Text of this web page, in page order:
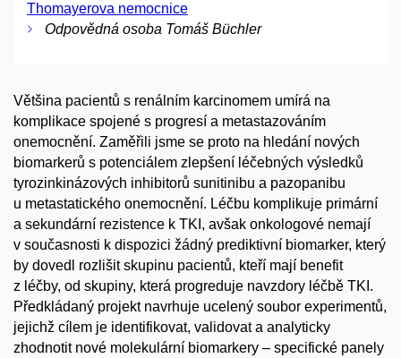
Thomayerova nemocnice
Odpovědná osoba Tomáš Büchler
Většina pacientů s renálním karcinomem umírá na
komplikace spojené s progresí a metastazováním
onemocnění. Zaměřili jsme se proto na hledání nových
biomarkerů s potenciálem zlepšení léčebných výsledků
tyrozinkinázových inhibitorů sunitinibu a pazopanibu
u metastatického onemocnění. Léčbu komplikuje primární
a sekundární rezistence k TKI, avšak onkologové nemají
v současnosti k dispozici žádný prediktivní biomarker, který
by dovedl rozlišit skupinu pacientů, kteří mají benefit
z léčby, od skupiny, která progreduje navzdory léčbě TKI.
Předkládaný projekt navrhuje ucelený soubor experimentů,
jejichž cílem je identifikovat, validovat a analyticky
zhodnotit nové molekulární biomarkery – specifické panely